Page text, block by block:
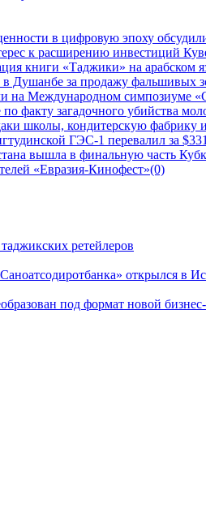
в цифровую эпоху
к расширению инвестиций
книги «Таджики» на арабском
в Душанбе за продажу фальшивых
на Международном симпозиуме
факту загадочного убийства
школы, кондитерскую фабрику
ГЭС-1 перевалил за
вышла в финальную часть
«Евразия-Кинофест»(0)
ретейлеров
открылся в
под формат новой